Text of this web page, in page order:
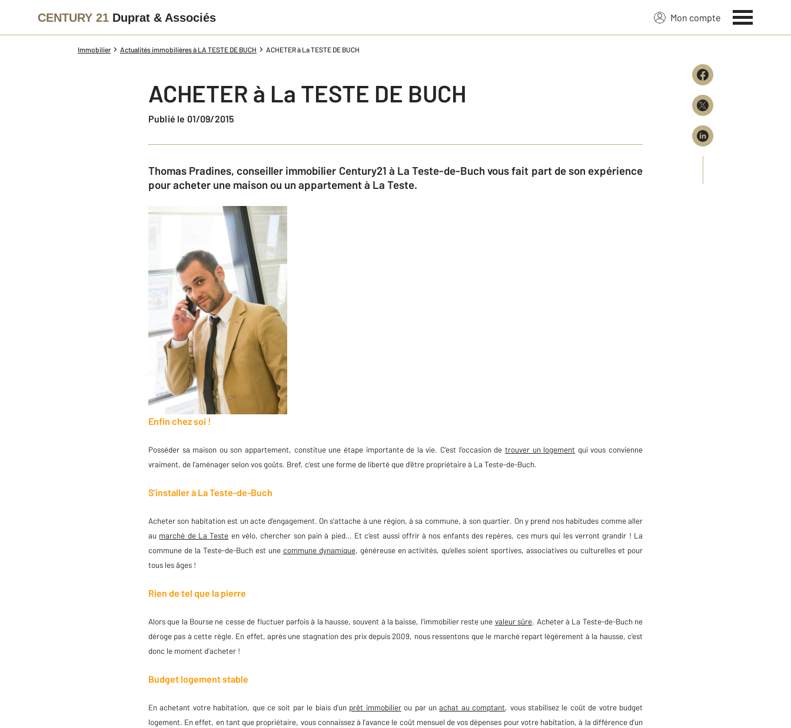
CENTURY 21 Duprat & Associés Mon compte
Immobilier Actualités immobilières à LA TESTE DE BUCH ACHETER à La TESTE DE BUCH
ACHETER à La TESTE DE BUCH
Publié le 01/09/2015
Thomas Pradines, conseiller immobilier Century21 à La Teste-de-Buch vous fait part de son expérience
pour acheter une maison ou un appartement à La Teste.
Enfin chez soi !
Posséder sa maison ou son appartement, constitue une étape importante de la vie. C’est l’occasion de trouver un logement qui vous convienne
vraiment, de l’aménager selon vos goûts. Bref, c’est une forme de liberté que d’être propriétaire à La Teste-de-Buch.
S’installer à La Teste-de-Buch
Acheter son habitation est un acte d'engagement. On s’attache à une région, à sa commune, à son quartier. On y prend nos habitudes comme aller
au marché de La Teste en vélo, chercher son pain à pied… Et c’est aussi offrir à nos enfants des repères, ces murs qui les verront grandir ! La
commune de la Teste-de-Buch est une commune dynamique, généreuse en activités, qu’elles soient sportives, associatives ou culturelles et pour
tous les âges !
Rien de tel que la pierre
Alors que la Bourse ne cesse de fluctuer parfois à la hausse, souvent à la baisse, l’immobilier reste une valeur sûre. Acheter à La Teste-de-Buch ne
déroge pas à cette règle. En effet, après une stagnation des prix depuis 2009, nous ressentons que le marché repart légèrement à la hausse, c’est
donc le moment d’acheter !
Budget logement stable
En achetant votre habitation, que ce soit par le biais d’un prêt immobilierou par unachat au comptant, vous stabilisez le coût de votre budget
logement. En effet, en tant que propriétaire, vous connaissez à l’avance le coût mensuel de vos dépenses pour votre habitation, à la différence d’un